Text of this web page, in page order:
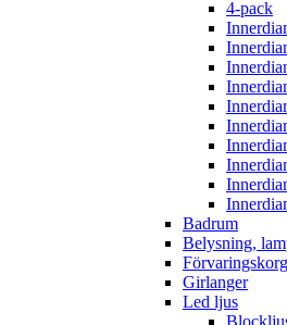
4-pack
Badrum
Belysning,
Girlanger
Led ljus